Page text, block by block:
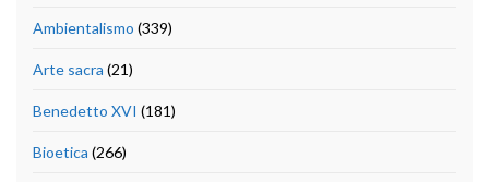
Ambientalismo (339)
Arte sacra (21)
Benedetto XVI (181)
Bioetica (266)